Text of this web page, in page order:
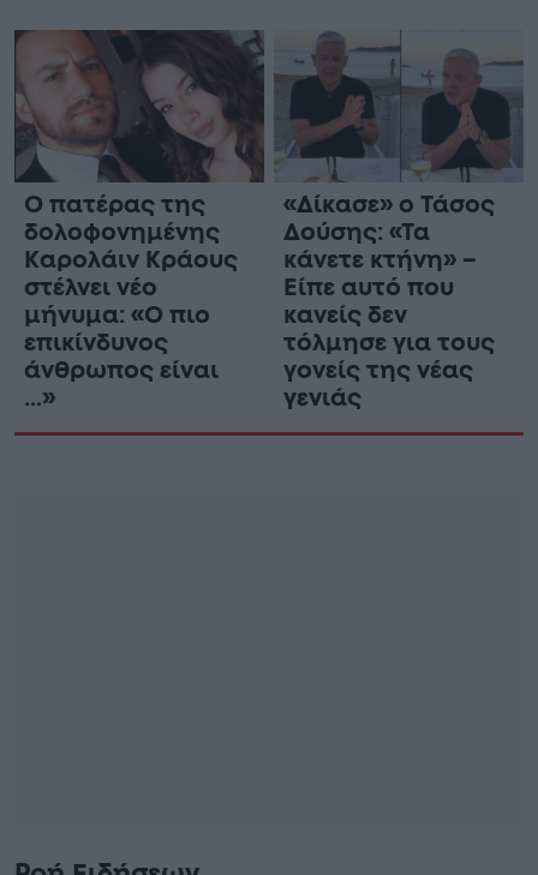
Ο πατέρας της
δολοφονημένης
Καρολάιν Κράους
στέλνει νέο
μήνυμα: «Ο πιο
επικίνδυνος
άνθρωπος είναι
…»
«Δίκασε» ο Τάσος
Δούσης: «Τα
κάνετε κτήνη» –
Είπε αυτό που
κανείς δεν
τόλμησε για τους
γονείς της νέας
γενιάς